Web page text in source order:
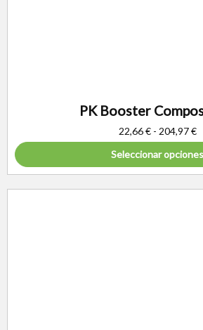
PK Booster
22,66€ - 204,97€
Seleccionar opciones